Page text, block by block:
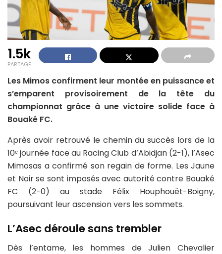
1.5k
PARTAGE
Les Mimos confirment leur montée en puissance et
s’emparent provisoirement de la tête du
championnat grâce à une victoire solide face à
Bouaké FC.
Après avoir retrouvé le chemin du succès lors de la
10ᵉ journée face au Racing Club d’Abidjan (2-1), l’Asec
Mimosas a confirmé son regain de forme. Les Jaune
et Noir se sont imposés avec autorité contre Bouaké
FC (2-0) au stade Félix Houphouët-Boigny,
poursuivant leur ascension vers les sommets.
L’Asec déroule sans trembler
Dès l’entame, les hommes de Julien Chevalier